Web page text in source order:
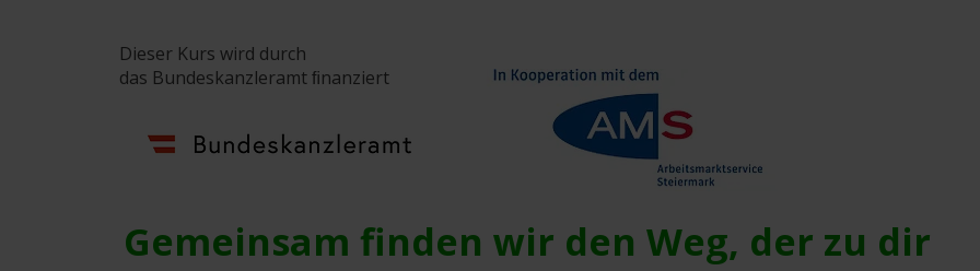
Dieser Kurs wird durch
das Bundeskanzleramt ﬁnanziert
​Gemeinsam finden wir den Weg, der zu dir